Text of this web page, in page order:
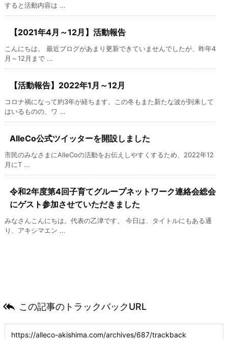
すると活動内容は ...
【2021年4月～12月】活動報告
こんにちは。 最近ブログがあまり更新できていませんでしたが、昨年4
月～12月まで ...
【活動報告】2022年1月～12月
コロナ禍になって約3年が経ちます。この冬もまた新たな波が到来して
はいるものの、ワ ...
AlleCo公式ツイッターを開設しました
市民のみなさまにAlleCoの活動をお伝えしやすくするため、2022年12
月にT ...
令和2年度第4回子育てグループネットワーク連絡会総会
にゲスト参加させていただきました
みなさんこんにちは。代表の乙津です。 今日は、タイトルにもある通
り、アキシマエン ...
 この記事のトラックバックURL